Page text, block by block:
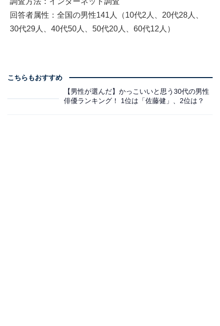
回答者属性：全国の男性141人（10代2人、20代28人、
30代29人、40代50人、50代20人、60代12人）
こちらもおすすめ
【男性が選んだ】かっこいいと思う30代の男性
俳優ランキング！ 1位は「佐藤健」、2位は？